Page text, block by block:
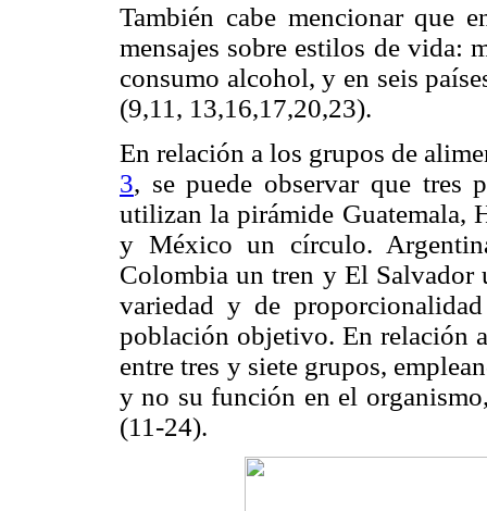
También cabe mencionar que
mensajes sobre estilos de vida:
consumo alcohol, y en seis
(9,11, 13,16,17,20,23).
En relación a los grupos de
3, se puede observar que tres
utilizan la pirámide Guatemala,
y México un círculo.
Colombia un tren y El Salvador
variedad y de
población objetivo. En relación
entre tres y siete grupos,
y no su función en el
(11-24).